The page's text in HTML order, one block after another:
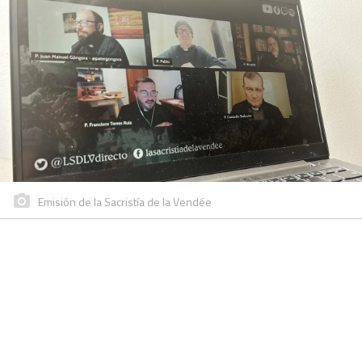
Emisión de la Sacristía de la Vendée